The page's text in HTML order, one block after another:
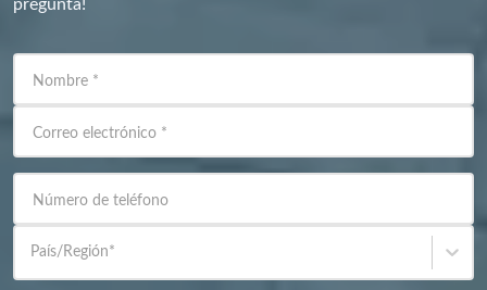
pregunta!
Nombre *
Correo electrónico *
Número de teléfono
País/Región*